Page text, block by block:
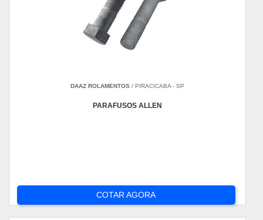
DAAZ ROLAMENTOS / PIRACICABA - SP
PARAFUSOS ALLEN
COTAR AGORA